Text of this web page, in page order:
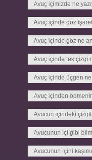
Avuç içimizde ne
Avuç içinde göz
Avuç içinde göz ne
Avuç içinde tek çizgi
Avuç içinde üçgen
Avuç içinden
Avucun içindeki
Avucunun içi gibi
Avucunun içini